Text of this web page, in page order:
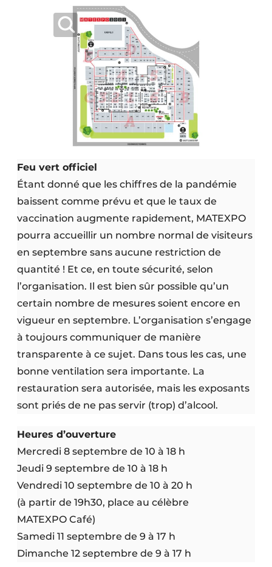
Feu vert officiel
Étant donné que les chiffres de la pandémie
baissent comme prévu et que le taux de
vaccination augmente rapidement, MATEXPO
pourra accueillir un nombre normal de visiteurs
en septembre sans aucune restriction de
quantité ! Et ce, en toute sécurité, selon
l’organisation. Il est bien sûr possible qu’un
certain nombre de mesures soient encore en
vigueur en septembre. L’organisation s’engage
à toujours communiquer de manière
transparente à ce sujet. Dans tous les cas, une
bonne ventilation sera importante. La
restauration sera autorisée, mais les exposants
sont priés de ne pas servir (trop) d’alcool.
Heures d’ouverture
Mercredi 8 septembre de 10 à 18 h
Jeudi 9 septembre de 10 à 18 h
Vendredi 10 septembre de 10 à 20 h
(à partir de 19h30, place au célèbre
MATEXPO Café)
Samedi 11 septembre de 9 à 17 h
Dimanche 12 septembre de 9 à 17 h